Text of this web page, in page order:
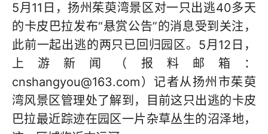
5月11日，扬州茱萸湾景区对一只出逃40多天
的卡皮巴拉发布“悬赏公告”的消息受到关注，
此前一起出逃的两只已回归园区。5月12日，
上游新闻（报料邮箱：
cnshangyou@163.com）记者从扬州市茱萸
湾风景区管理处了解到，目前这只出逃的卡皮
巴拉最近踪迹在园区一片杂草丛生的沼泽地，